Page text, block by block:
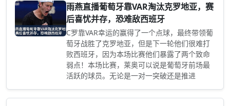
雨燕直播葡萄牙靠VAR淘汰克罗地亚，赛
后喜忧并存，恐难敌西班牙
C罗靠VAR幸运的赢得了一个点球，最终带领葡
萄牙战胜了克罗地亚，但是下一轮他们很难打
败西班牙，因为本场比赛他们暴露了两个致命
弱点！本场比赛，莱奥可以说是葡萄牙前场最
活跃的球员。无论是一对一突破还是推进